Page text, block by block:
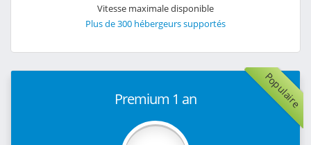
Vitesse maximale disponible
Plus de 300 hébergeurs supportés
Populaire
Premium 1 an